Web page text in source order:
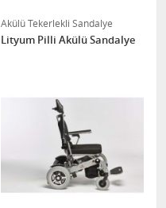
Akülü Tekerlekli Sandalye
Lityum Pilli Akülü Sandalye